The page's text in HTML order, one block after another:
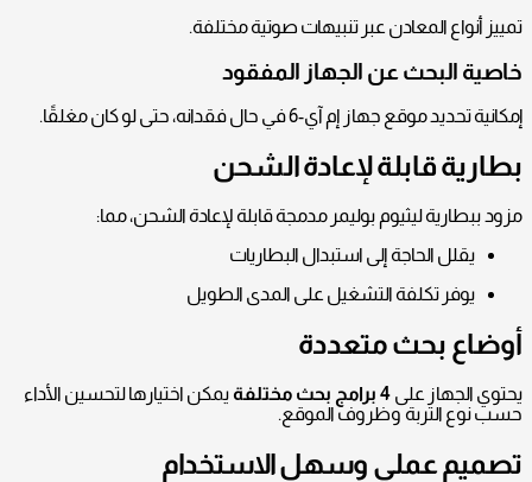
تمييز أنواع المعادن عبر تنبيهات صوتية مختلفة.
خاصية البحث عن الجهاز المفقود
إمكانية تحديد موقع جهاز إم آي-6 في حال فقدانه، حتى لو كان مغلقًا.
بطارية قابلة لإعادة الشحن
مزود ببطارية ليثيوم بوليمر مدمجة قابلة لإعادة الشحن، مما:
يقلل الحاجة إلى استبدال البطاريات
يوفر تكلفة التشغيل على المدى الطويل
أوضاع بحث متعددة
يحتوي الجهاز على 4 برامج بحث مختلفة
يمكن اختيارها لتحسين الأداء
حسب نوع التربة وظروف الموقع.
تصميم عملي وسهل الاستخدام